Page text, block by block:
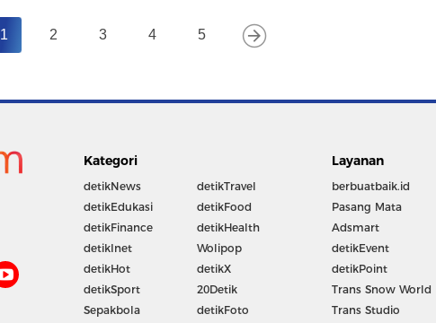
1 2 3 4 5
Kategori
detikNews
detikEdukasi
detikFinance
detikInet
detikHot
detikSport
Sepakbola
detikTravel
detikFood
detikHealth
Wolipop
detikX
20Detik
detikFoto
Layanan
berbuatbaik.id
Pasang Mata
Adsmart
detikEvent
detikPoint
Trans Snow World
Trans Studio